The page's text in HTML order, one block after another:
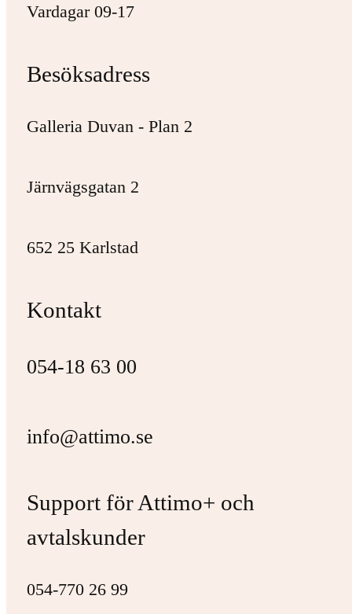
Vardagar 09-17
Besöksadress
Galleria Duvan - Plan 2
Järnvägsgatan 2
652 25 Karlstad
Kontakt
054-18 63 00
info@attimo.se
Support för Attimo+ och
avtalskunder
054-770 26 99